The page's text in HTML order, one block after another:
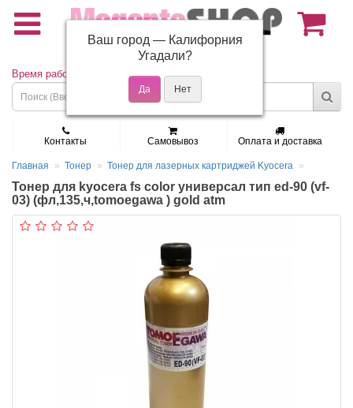
(495) 150-01-37
Время работы: Пн - Пт 9:30 - 19:00
Контакты Самовывоз Оплата и доставка
Главная Тонер Тонер для лазерных картриджей Kyocera
Тонер для kyocera fs color универсал тип ed-90 (vf-
03) (фл,135,ч,tomoegawa ) gold atm
Ваш город — Калифорния
Угадали?